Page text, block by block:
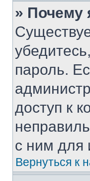
» Почему
пароль.
доступ к
с ним для
Вернуться к